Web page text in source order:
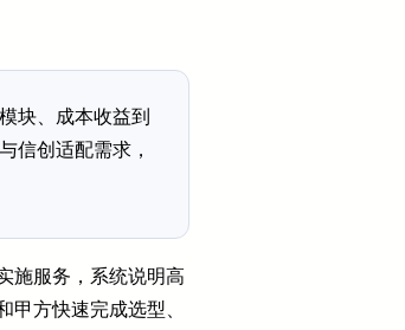
块、成本收益到
信创适配需求，
施服务，系统说明高
方快速完成选型、